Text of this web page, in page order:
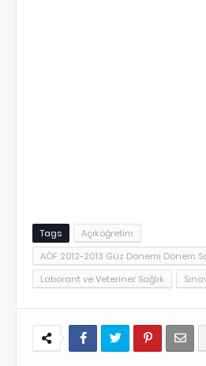
Tags
Açıköğretim
AÖF 2012-2013 Güz Dönemi Dönem
Laborant ve Veteriner Sağlık